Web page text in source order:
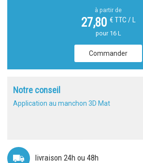
à partir de
27,80 € TTC / L
pour 16 L
Commander
Notre conseil
Application au manchon 3D Mat
livraison 24h ou 48h